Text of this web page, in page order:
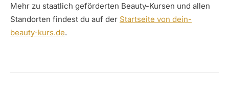
Mehr zu staatlich geförderten Beauty-Kursen und allen
Standorten findest du auf der Startseite von dein-
beauty-kurs.de.